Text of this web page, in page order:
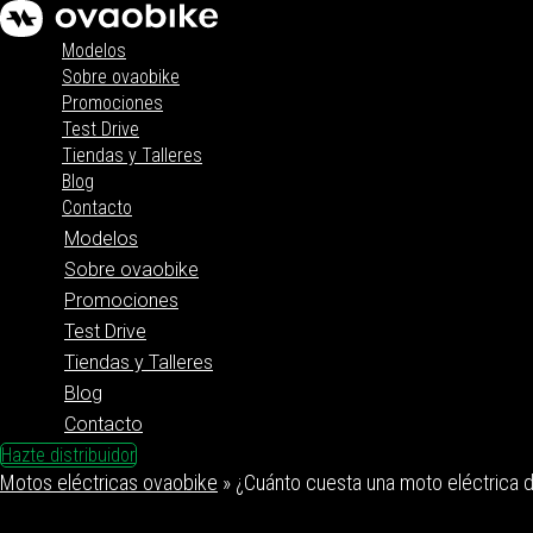
Modelos
Sobre ovaobike
Promociones
Test Drive
Tiendas y Talleres
Blog
Contacto
Modelos
Sobre ovaobike
Promociones
Test Drive
Tiendas y Talleres
Blog
Contacto
Hazte distribuidor
Motos eléctricas ovaobike » ¿Cuánto cuesta una moto eléctrica